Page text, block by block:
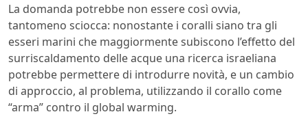
La domanda potrebbe non essere così ovvia,
tantomeno sciocca: nonostante i coralli siano tra gli
esseri marini che maggiormente subiscono l’effetto del
surriscaldamento delle acque una ricerca israeliana
potrebbe permettere di introdurre novità, e un cambio
di approccio, al problema, utilizzando il corallo come
“arma” contro il global warming.